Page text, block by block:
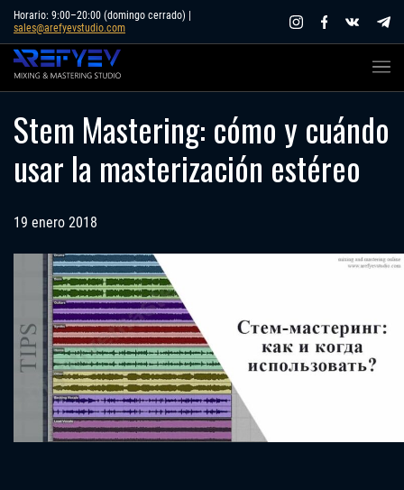
Skip
content
Horario: 9:00–20:00 (domingo cerrado) |
sales@arefyevstudio.com
Stem Mastering: cómo y cuándo
usar la masterización estéreo
19 enero 2018